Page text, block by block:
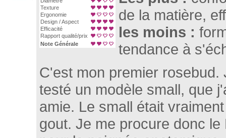
Texture
Ergonomie
Design / Aspect
Efficacité
Rapport qualité/prix
Note Générale
de la matière,
les moins :
tendance à
C'est mon premier rosebud.
testé un modèle small, que
amie. Le small était
gout. Je me procure donc